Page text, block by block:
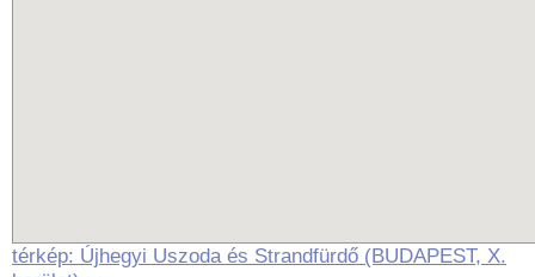
térkép: Újhegyi Uszoda és Strandfürdő (BUDAPEST, X.